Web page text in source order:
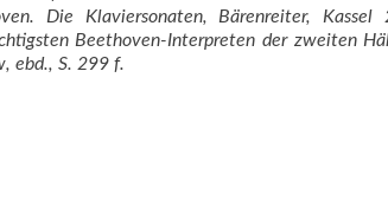
Die Klaviersonaten, Bärenreiter,
Beethoven-Interpreten der zweiten
ebd., S. 299 f.